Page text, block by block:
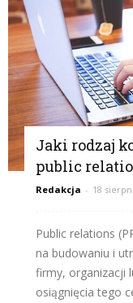
Jaki rodzaj
public
Redakcja - 18
Public relations
na budowaniu i
firmy, organizacji
osiągnięcia tego